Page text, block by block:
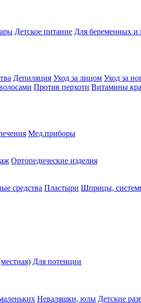
Детское питание Для беременных и
Депиляция Уход за лицом Уход за
Против перхоти Витамины
Мед.приборы
Ортопедические изделия
средства Пластыри Шприцы,
Для потенции
Неваляшки, юлы Детские